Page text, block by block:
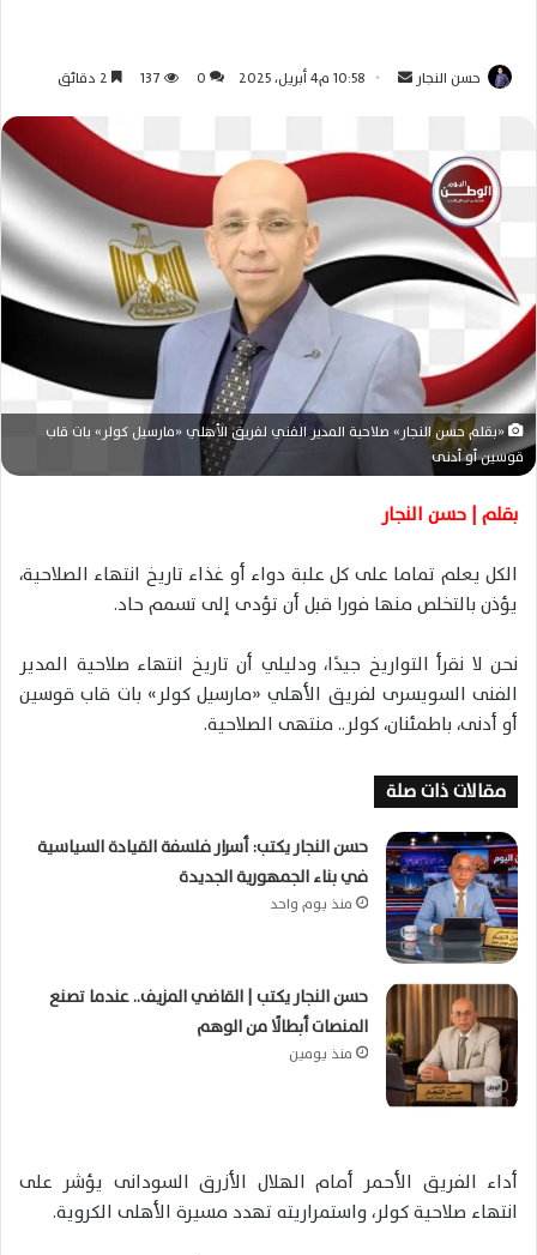
حسن النجار
ل
ي
د
إ
ت
و
ن
ا
10:58 م4 أبريل، 2025 0
137
«بقلم حسن النجار» صلاحية المدير الفني لفريق الأهلي «مارسيل كولر» بات قاب
قوسين أو أدنى
بقلم | حسن النجار
الكل يعلم تماما على كل علبة دواء أو غذاء تاريخ انتهاء الصلاحية،
يؤذن بالتخلص منها فورا قبل أن تؤدى إلى تسمم حاد.
نحن لا نقرأ التواريخ جيدًا، ودليلي أن تاريخ انتهاء صلاحية المدير
الفنى السويسرى لفريق الأهلي «مارسيل كولر» بات قاب قوسين
أو أدنى، باطمئنان، كولر.. منتهى الصلاحية.
مقالات ذات صلة
حسن النجار يكتب: أسرار فلسفة القيادة السياسية
في بناء الجمهورية الجديدة
منذ يوم واحد
حسن النجار يكتب | القاضي المزيف.. عندما تصنع
المنصات أبطالًا من الوهم
منذ يومين
أداء الفريق الأحمر أمام الهلال الأزرق السودانى يؤشر على
انتهاء صلاحية كولر، واستمراريته تهدد مسيرة الأهلى الكروية.